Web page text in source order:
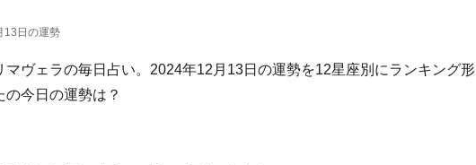
13日の運勢
マヴェラの毎日占い。2024年12月13日の運勢を12星座別にランキング形
今日の運勢は？